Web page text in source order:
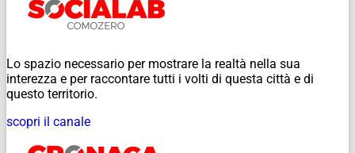
Lo spazio necessario per mostrare la realtà nella sua
interezza e per raccontare tutti i volti di questa città e di
questo territorio.
scopri il canale